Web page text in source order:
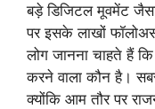
बड़े डिजिटल मूवमेंट
पर इसके लाखों
लोग जानना चाहते हैं
करने वाला कौन है।
क्योंकि आम तौर पर